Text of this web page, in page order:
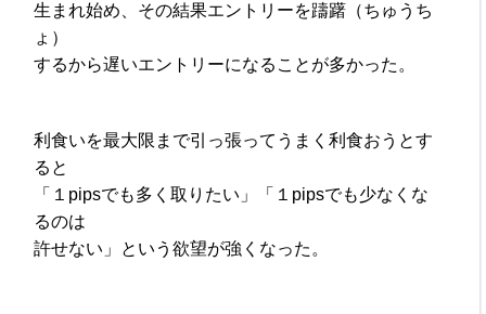
生まれ始め、その結果エントリーを躊躇（ちゅうち
ょ）
するから遅いエントリーになることが多かった。
利食いを最大限まで引っ張ってうまく利食おうとす
ると
「１pipsでも多く取りたい」「１pipsでも少なくな
るのは
許せない」という欲望が強くなった。